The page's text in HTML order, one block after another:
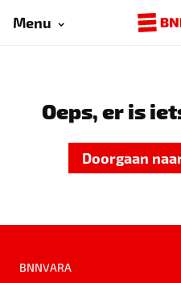
Menu
Oeps, er is
Doorgaan
BNNVARA